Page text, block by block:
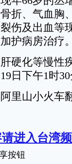
折、气血胸
伤及出血等
护病房治疗
化等慢性
日下午1时
山小火车
进入台湾
按钮